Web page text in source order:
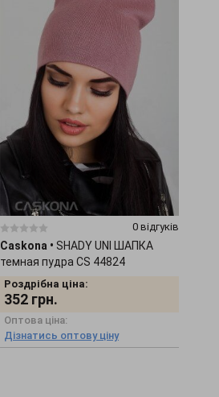
0 відгуків
Caskona • SHADY UNI ШАПКА
темная пудра CS 44824
Роздрібна ціна:
352 грн.
Оптова ціна:
Дізнатись оптову ціну